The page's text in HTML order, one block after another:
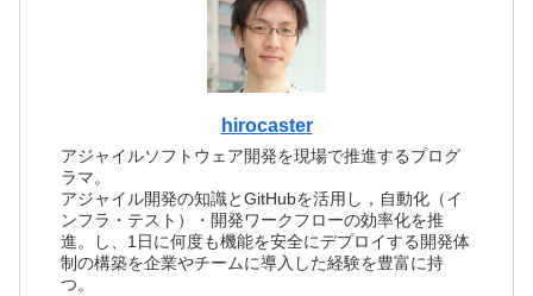
hirocaster
アジャイルソフトウェア開発を現場で推進するプログ
ラマ。
アジャイル開発の知識とGitHubを活用し，自動化（イ
ンフラ・テスト）・開発ワークフローの効率化を推
進。し、1日に何度も機能を安全にデプロイする開発体
制の構築を企業やチームに導入した経験を豊富に持
つ。